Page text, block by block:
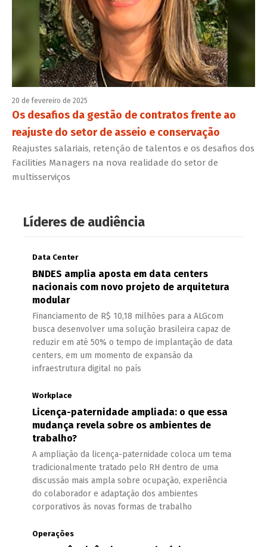
20 de fevereiro de 2025
Os desafios da gestão de contratos frente ao
reajuste do setor de asseio e conservação
Reajustes salariais, retenção de talentos e os desafios dos
Facilities Managers na nova realidade do setor de
multisserviços
Líderes de audiência
Data Center
BNDES amplia aposta em data centers
nacionais com novo projeto de arquitetura
modular
Financiamento de R$ 10,18 milhões para a ALGcom
busca desenvolver uma solução brasileira capaz de
reduzir em até 50% o tempo de implantação de data
centers, em um momento de expansão da
infraestrutura digital no país
Workplace
Licença-paternidade ampliada: o que essa
mudança revela sobre os ambientes de
trabalho?
A ampliação da licença-paternidade coloca um tema
tradicionalmente tratado pelo RH dentro de uma
discussão mais ampla sobre ocupação, experiência
do colaborador e adaptação dos ambientes
corporativos às novas formas de trabalho
Operações